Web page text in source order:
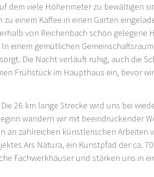
dem viele Höhenmeter zu bewältigen
einem Kaffee in einen Garten
von Reichenbach schön gelegene
einem gemütlichen
Die Nacht verläuft ruhig, auch die
Frühstück im Haupthaus ein, bevor
26 km lange Strecke wird uns bei
wandern wir mit beeindruckender
an zahlreichen künstlerischen Arbeiten
Ars Natura, ein Kunstpfad der ca.
Fachwerkhäuser und stärken uns in